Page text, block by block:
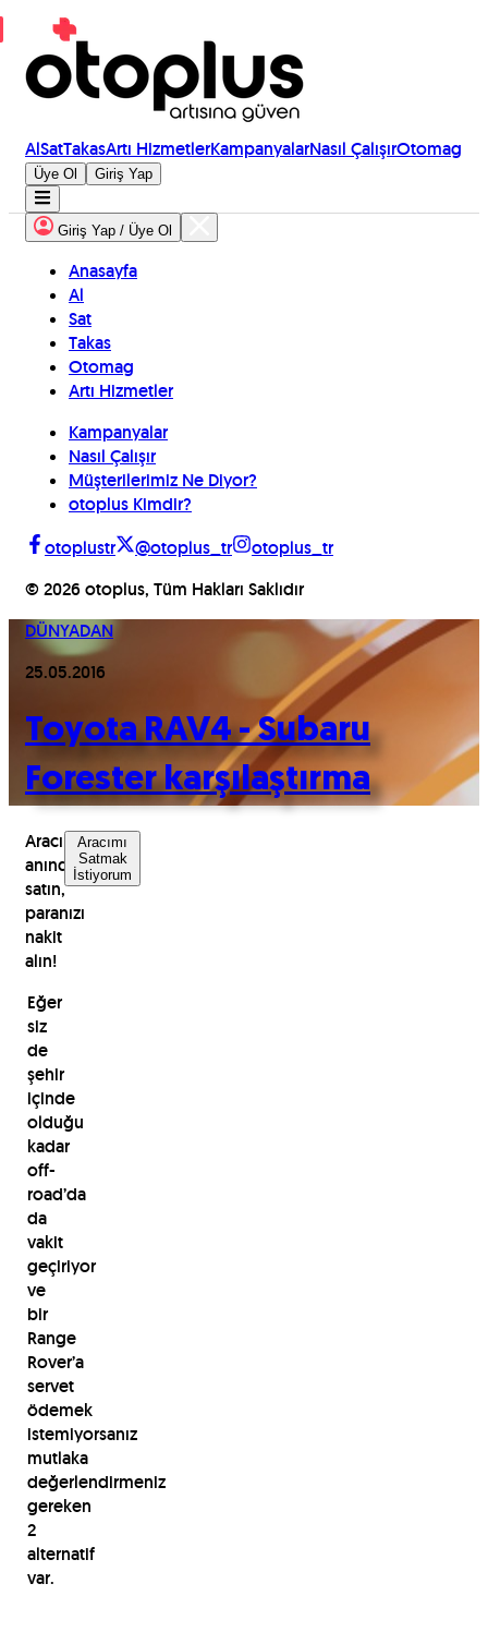
AlSatTakasArtı HizmetlerKampanyalarNasıl ÇalışırOtomag
Üye Ol Giriş Yap
Giriş Yap / Üye Ol
Anasayfa
Al
Sat
Takas
Otomag
Artı Hizmetler
Kampanyalar
Nasıl Çalışır
Müşterilerimiz Ne Diyor?
otoplus Kimdir?
otoplustr
@otoplus_tr
otoplus_tr
© 2026 otoplus, Tüm Hakları Saklıdır
DÜNYADAN
25.05.2016
Toyota RAV4 - Subaru
Forester karşılaştırma
Aracınızı
anında
satın,
paranızı
nakit
alın!
Aracımı
Satmak
İstiyorum
Eğer
siz
de
şehir
içinde
olduğu
kadar
off-
road’da
da
vakit
geçiriyor
ve
bir
Range
Rover’a
servet
ödemek
istemiyorsanız
mutlaka
değerlendirmeniz
gereken
2
alternatif
var.